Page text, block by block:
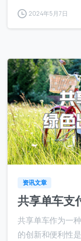
2024年5月7日
资讯文章
共享单车支
共享单车作为一
的创新和便利性